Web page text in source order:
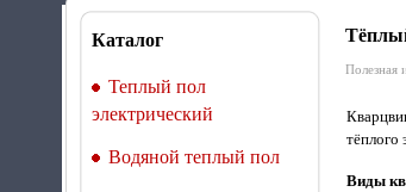
Каталог
Теплый пол
электрический
Водяной теплый пол
Полезная
тёплого
Виды